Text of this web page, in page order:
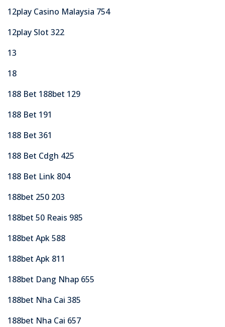
12play Casino Malaysia 754
12play Slot 322
13
18
188 Bet 188bet 129
188 Bet 191
188 Bet 361
188 Bet Cdgh 425
188 Bet Link 804
188bet 250 203
188bet 50 Reais 985
188bet Apk 588
188bet Apk 811
188bet Dang Nhap 655
188bet Nha Cai 385
188bet Nha Cai 657